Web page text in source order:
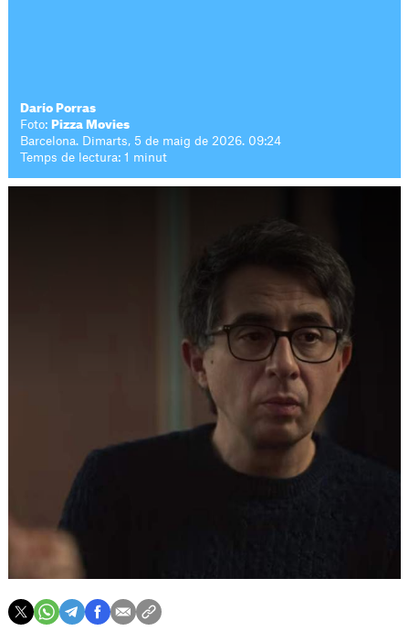
Darío Porras
Foto: Pizza Movies
Barcelona. Dimarts, 5 de maig de 2026. 09:24
Temps de lectura: 1 minut